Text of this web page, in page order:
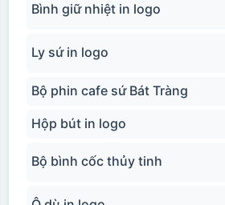
Bình giữ nhiệt in logo
Ly sứ in logo
Bộ phin cafe sứ Bát Tràng
Hộp bút in logo
Bộ bình cốc thủy tinh